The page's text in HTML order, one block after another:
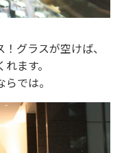
グラスが空けば、
ます。
では。